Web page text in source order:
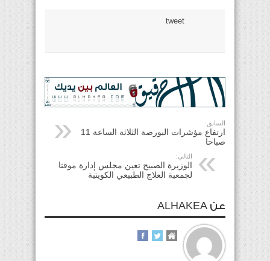
tweet
السابق:
ارتفاع مؤشرات البورصة الثلاثة الساعة 11
صباحا
التالي:
الوزيرة الصبيح تعين مجلس إدارة موقتا
لجمعية العلاج الطبيعي الكويتية
عن ALHAKEA